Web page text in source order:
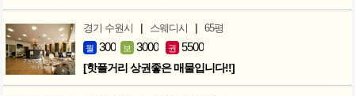
경기 수원시 | 스웨디시 | 65평
월 300 보 3000 권 5500
[핫플거리 상권좋은 매물입니다!!]